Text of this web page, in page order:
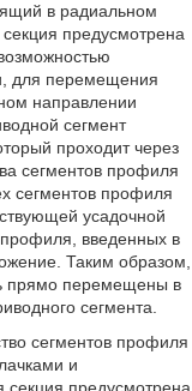
в радиальном
предусмотрена
для перемещения
направлении
сегмент
проходит через
сегментов профиля
сегментов профиля
усадочной
введенных в
Таким образом,
прямо перемещены в
сегмента.
сегментов профиля
и